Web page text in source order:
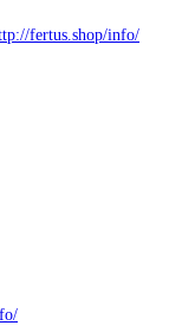
fertus.shop/info/